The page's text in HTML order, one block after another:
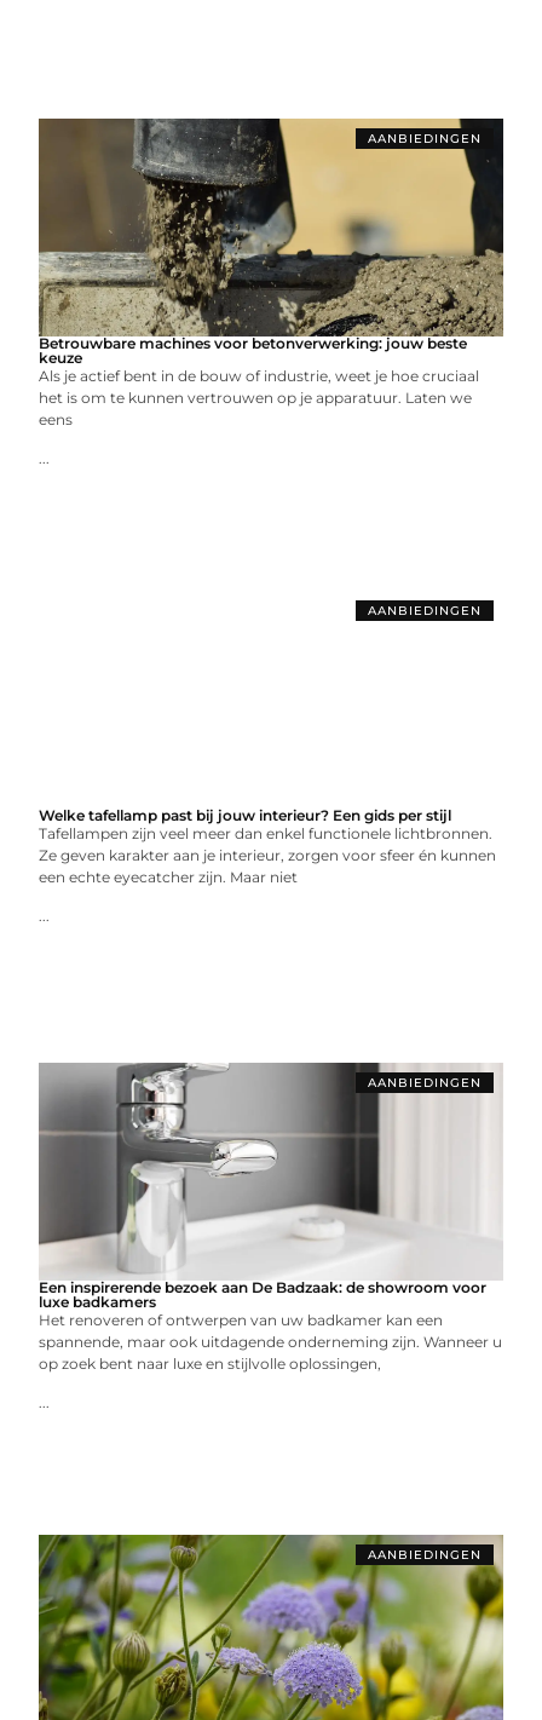
AANBIEDINGEN
Betrouwbare machines voor betonverwerking: jouw beste
keuze
Als je actief bent in de bouw of industrie, weet je hoe cruciaal
het is om te kunnen vertrouwen op je apparatuur. Laten we
eens
...
AANBIEDINGEN
Welke tafellamp past bij jouw interieur? Een gids per stijl
Tafellampen zijn veel meer dan enkel functionele lichtbronnen.
Ze geven karakter aan je interieur, zorgen voor sfeer én kunnen
een echte eyecatcher zijn. Maar niet
...
AANBIEDINGEN
Een inspirerende bezoek aan De Badzaak: de showroom voor
luxe badkamers
Het renoveren of ontwerpen van uw badkamer kan een
spannende, maar ook uitdagende onderneming zijn. Wanneer u
op zoek bent naar luxe en stijlvolle oplossingen,
...
AANBIEDINGEN